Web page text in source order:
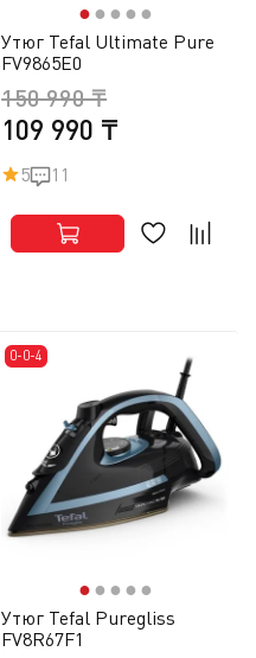
●● ● ● ●
Утюг Tefal Ultimate Pure
FV9865E0
109 990 ₸
150 990 ₸
5 11
0-0-4
●● ● ● ●
Утюг Tefal Puregliss
FV8R67F1